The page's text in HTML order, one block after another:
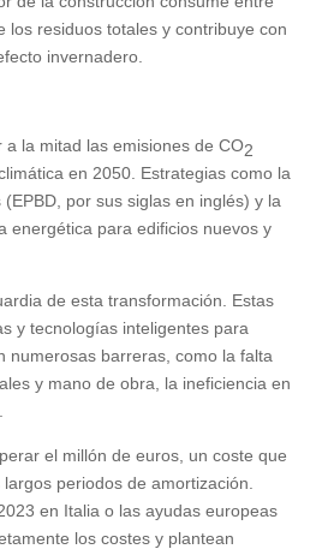
los residuos totales y contribuye con
invernadero.
la mitad las emisiones de CO2
en 2050. Estrategias como la
por sus siglas en inglés) y la
energética para edificios nuevos y
de esta transformación. Estas
y tecnologías inteligentes para
numerosas barreras, como la falta
y mano de obra, la ineficiencia en
el millón de euros, un coste que
periodos de amortización.
en Italia o las ayudas europeas
los costes y plantean